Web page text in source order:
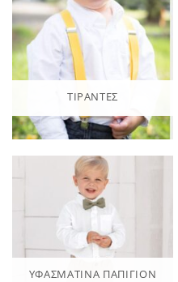
ΤΙΡΆΝΤΕΣ
ΥΦΑΣΜΆΤΙΝΑ ΠΑΠΙΓΙΌΝ